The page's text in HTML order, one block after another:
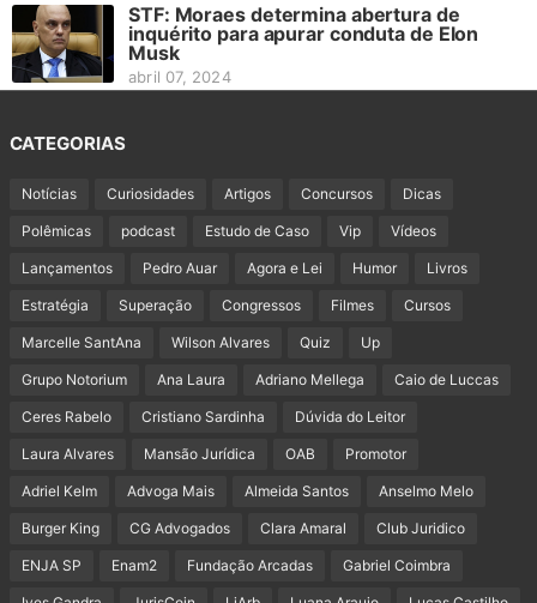
STF: Moraes determina abertura de
inquérito para apurar conduta de Elon
Musk
abril 07, 2024
CATEGORIAS
Notícias Curiosidades Artigos Concursos Dicas
Polêmicas podcast Estudo de Caso Vip Vídeos
Lançamentos Pedro Auar Agora e Lei Humor Livros
Estratégia Superação Congressos Filmes Cursos
Marcelle SantAna Wilson Alvares Quiz Up
Grupo Notorium Ana Laura Adriano Mellega Caio de Luccas
Ceres Rabelo Cristiano Sardinha Dúvida do Leitor
Laura Alvares Mansão Jurídica OAB Promotor
Adriel Kelm Advoga Mais Almeida Santos Anselmo Melo
Burger King CG Advogados Clara Amaral Club Juridico
ENJA SP Enam2 Fundação Arcadas Gabriel Coimbra